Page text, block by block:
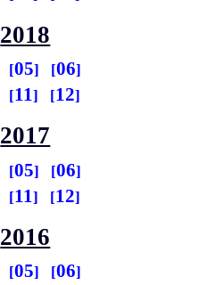
2018
05
06
11 12
2017
05
06
11 12
2016
05
06